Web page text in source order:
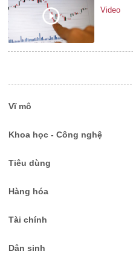
Video
Vĩ mô
Khoa học - Công nghệ
Tiêu dùng
Hàng hóa
Tài chính
Dân sinh